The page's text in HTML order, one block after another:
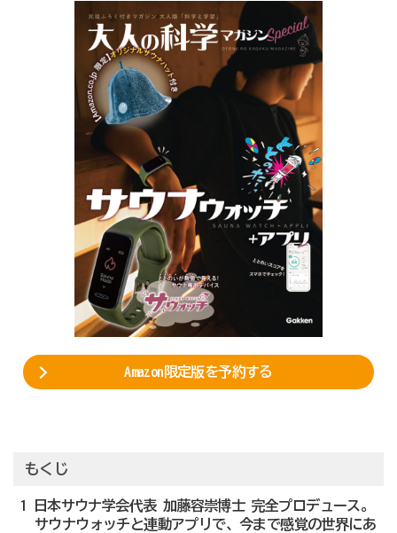
Amazon限定版を予約する
もくじ
1 日本サウナ学会代表 加藤容崇博士 完全プロデュース。
サウナウォッチと連動アプリで、今まで感覚の世界にあ